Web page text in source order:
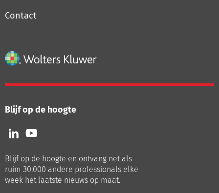
Contact
Blijf op de hoogte
Volg
ons
LinkedIn
Volg
ons
Youtube
Blijf op de hoogte en ontvang net als
ruim 30.000 andere professionals elke
week het laatste nieuws op maat.